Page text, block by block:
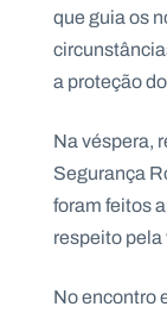
que guia os
a proteção
Na véspera,
Segurança
foram feitos
respeito pela
No encontro
a c
t
o
s
e
s
l
e
tt